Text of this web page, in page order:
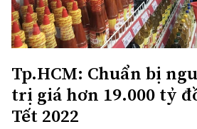
Tp.HCM: Chuẩn bị
trị giá hơn 19.000 tỷ
Tết 2022